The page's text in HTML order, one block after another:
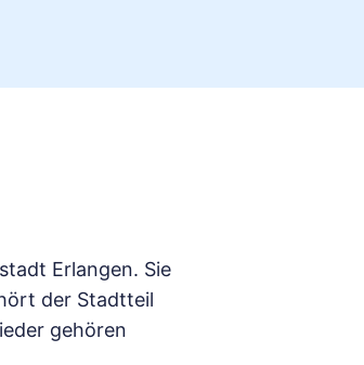
Erlangen. Sie
der Stadtteil
gehören